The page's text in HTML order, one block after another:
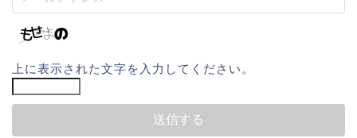
上に表示された文字を入力してください。